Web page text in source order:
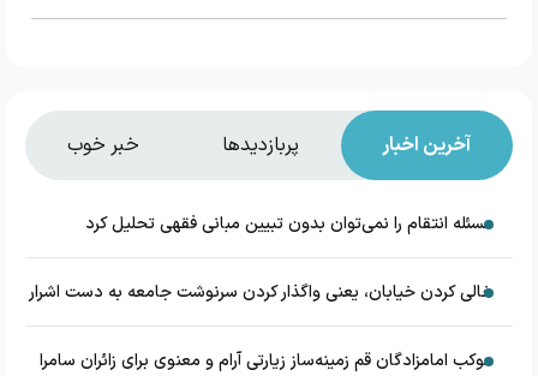
آخرین اخبار پربازدیدها خبر خوب
مسئله انتقام را نمی‌توان بدون تبیین مبانی فقهی تحلیل کرد
خالی کردن خیابان، یعنی واگذار کردن سرنوشت جامعه به دست اشرار
موکب امامزادگان قم زمینه‌ساز زیارتی آرام و معنوی برای زائران سامرا